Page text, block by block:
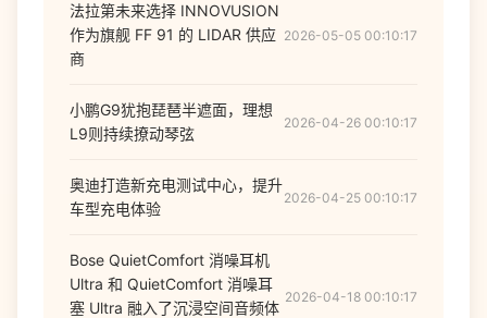
法拉第未来选择 INNOVUSION
作为旗舰 FF 91 的 LIDAR 供应
商
2026-05-05 00:10:17
小鹏G9犹抱琵琶半遮面，理想
L9则持续撩动琴弦
2026-04-26 00:10:17
奥迪打造新充电测试中心，提升
车型充电体验
2026-04-25 00:10:17
Bose QuietComfort 消噪耳机
Ultra 和 QuietComfort 消噪耳
塞 Ultra 融入了沉浸空间音频体
2026-04-18 00:10:17